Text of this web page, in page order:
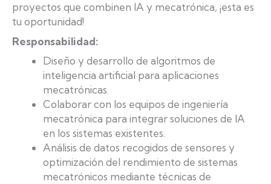
proyectos que combinen IA y mecatrónica, ¡esta es
tu oportunidad!
Responsabilidad:
Diseño y desarrollo de algoritmos de
inteligencia artificial para aplicaciones
mecatrónicas.
Colaborar con los equipos de ingeniería
mecatrónica para integrar soluciones de IA
en los sistemas existentes.
Análisis de datos recogidos de sensores y
optimización del rendimiento de sistemas
mecatrónicos mediante técnicas de